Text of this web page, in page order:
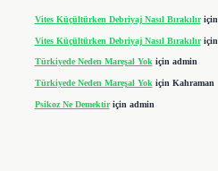
Vites Küçültürken Debriyaj Nasıl Bırakılıriçin
Vites Küçültürken Debriyaj Nasıl Bırakılıriçin
Türkiyede Neden Mareşal Yokiçin admin
Türkiyede Neden Mareşal Yok için Kahraman
Psikoz Ne Demektiriçin admin